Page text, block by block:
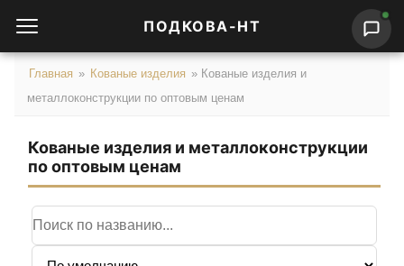
ПОДКОВА-НТ
Главная » Кованые изделия » Кованые изделия и
металлоконструкции по оптовым ценам
Кованые изделия и металлоконструкции
по оптовым ценам